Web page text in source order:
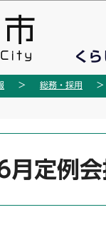
くら
総務・採用
定例